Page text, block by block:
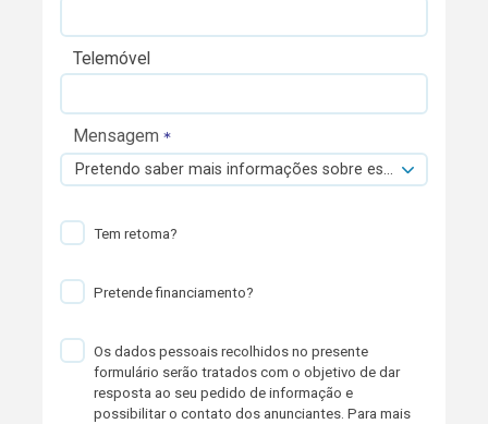
Telemóvel
Mensagem
Pretendo saber mais informações sobre esta viatura.
Tem retoma?
Pretende financiamento?
Os dados pessoais recolhidos no presente
formulário serão tratados com o objetivo de dar
resposta ao seu pedido de informação e
possibilitar o contato dos anunciantes. Para mais